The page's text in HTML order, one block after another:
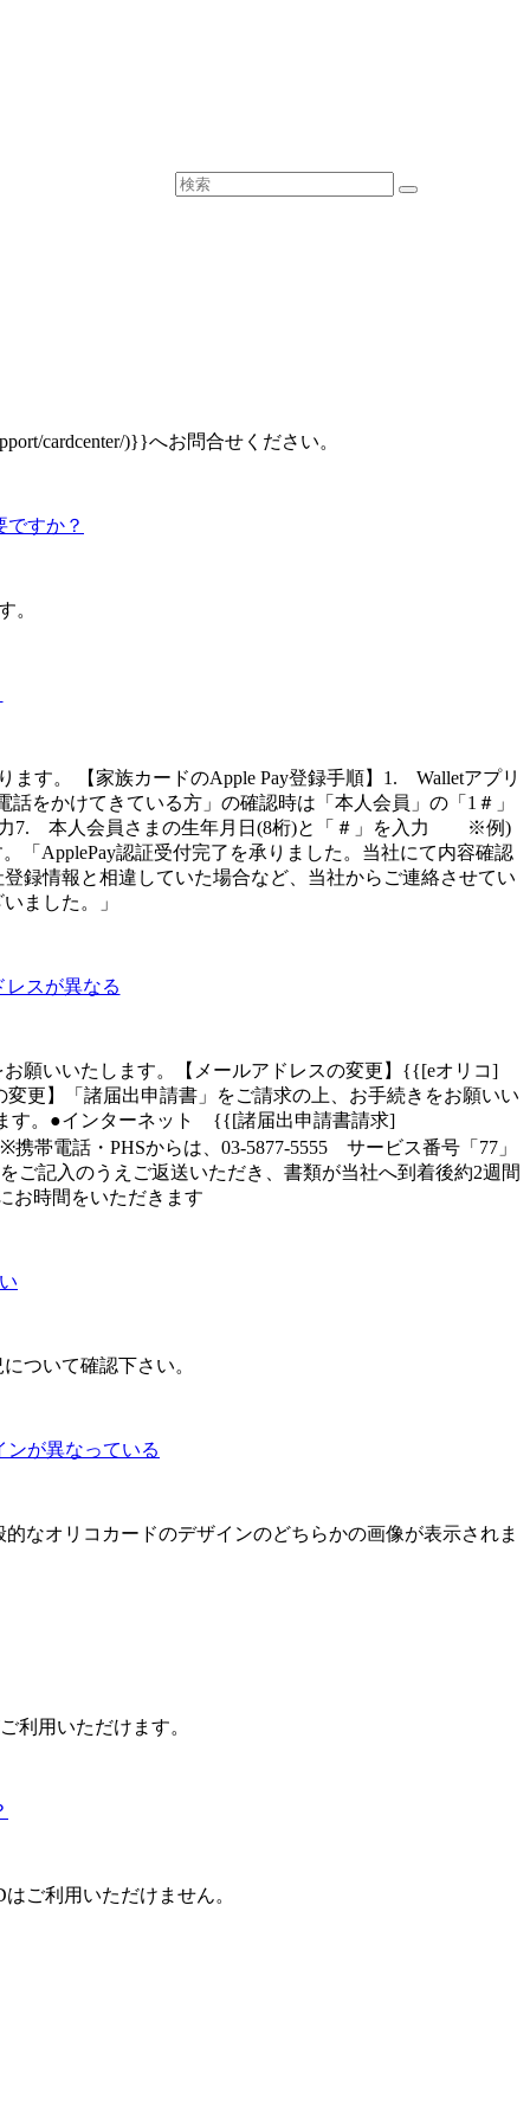
cardcenter/)}}へお問合せください。
ですか？
。
す。 【家族カードのApple Pay登録手順】1. Walletアプリ
をかけてきている方」の確認時は「本人会員」の「1＃」
力7. 本人会員さまの生年月日(8桁)と「＃」を入力 ※例)
「ApplePay認証受付完了を承りました。当社にて内容確認
録情報と相違していた場合など、当社からご連絡させてい
ました。」
レスが異なる
願いいたします。【メールアドレスの変更】{{[eオリコ]
更】「諸届出申請書」をご請求の上、お手続きをお願いい
す。●インターネット {{[諸届出申請書請求]
帯電話・PHSからは、03-5877-5555 サービス番号「77」
記入のうえご返送いただき、書類が当社へ到着後約2週間
お時間をいただきます
ついて確認下さい。
ンが異なっている
なオリコカードのデザインのどちらかの画像が表示されま
利用いただけます。
ご利用いただけません。